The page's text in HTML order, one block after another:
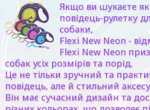
Якщо ви шукаєте
повідець-рулетку
собаки,
Flexi New Neon -
Flexi New Neon
собак усіх розмірів та порід.
Це не тільки зручний та
повідець, але й стильний
Він має сучасний дизайн та